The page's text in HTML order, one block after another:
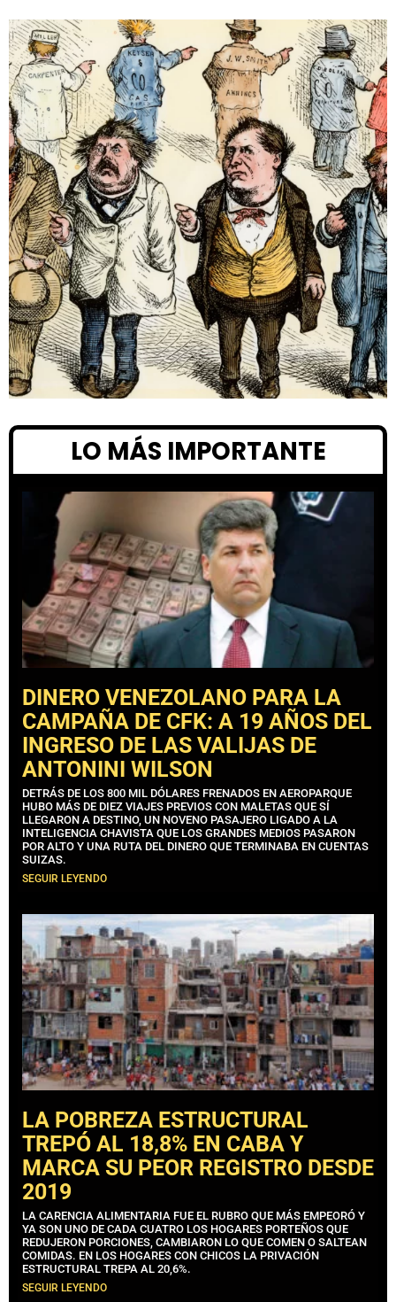
LO MÁS IMPORTANTE
DINERO VENEZOLANO PARA LA
CAMPAÑA DE CFK: A 19 AÑOS DEL
INGRESO DE LAS VALIJAS DE
ANTONINI WILSON
DETRÁS DE LOS 800 MIL DÓLARES FRENADOS EN AEROPARQUE
HUBO MÁS DE DIEZ VIAJES PREVIOS CON MALETAS QUE SÍ
LLEGARON A DESTINO, UN NOVENO PASAJERO LIGADO A LA
INTELIGENCIA CHAVISTA QUE LOS GRANDES MEDIOS PASARON
POR ALTO Y UNA RUTA DEL DINERO QUE TERMINABA EN CUENTAS
SUIZAS.
SEGUIR LEYENDO
LA POBREZA ESTRUCTURAL
TREPÓ AL 18,8% EN CABA Y
MARCA SU PEOR REGISTRO DESDE
2019
LA CARENCIA ALIMENTARIA FUE EL RUBRO QUE MÁS EMPEORÓ Y
YA SON UNO DE CADA CUATRO LOS HOGARES PORTEÑOS QUE
REDUJERON PORCIONES, CAMBIARON LO QUE COMEN O SALTEAN
COMIDAS. EN LOS HOGARES CON CHICOS LA PRIVACIÓN
ESTRUCTURAL TREPA AL 20,6%.
SEGUIR LEYENDO